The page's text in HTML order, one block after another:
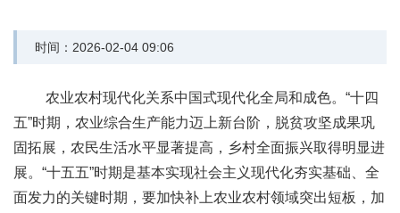
时间：2026-02-04 09:06
农业农村现代化关系中国式现代化全局和成色。“十四
五”时期，农业综合生产能力迈上新台阶，脱贫攻坚成果巩
固拓展，农民生活水平显著提高，乡村全面振兴取得明显进
展。“十五五”时期是基本实现社会主义现代化夯实基础、全
面发力的关键时期，要加快补上农业农村领域突出短板，加